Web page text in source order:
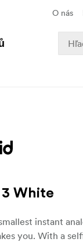
O nás
3 White
instant
you. With a